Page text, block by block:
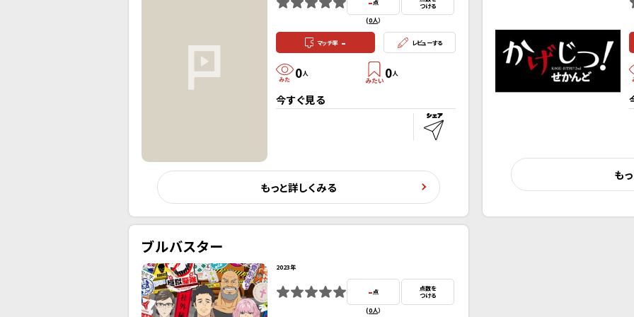
点
(0人）
つける
マッチ率 - レビューする
0人 0人
今すぐ見る
もっと詳しくみる
も
ブルバスター
2023年
-点
(0人）
点数を
つける